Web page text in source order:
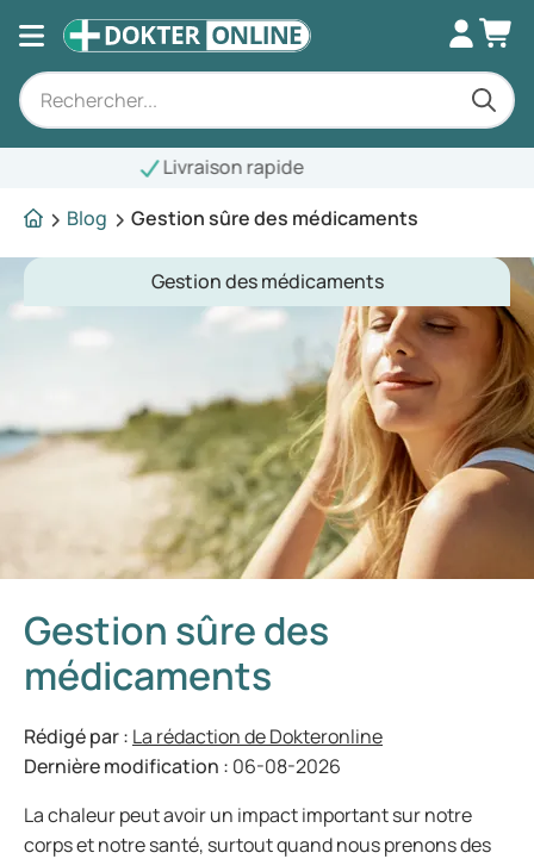
Blog
Gestion sûre des médicaments
Gestion des médicaments
Gestion sûre des
médicaments
Rédigé par : La rédaction de Dokteronline
Dernière modification : 06-08-2026
La chaleur peut avoir un impact important sur notre
corps et notre santé, surtout quand nous prenons des